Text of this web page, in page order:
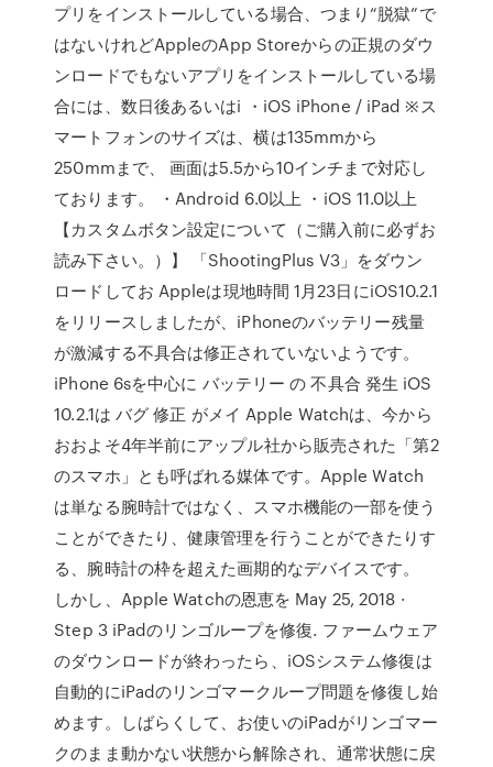
プリをインストールしている場合、つまり“脱獄”で
はないけれどAppleのApp Storeからの正規のダウ
ンロードでもないアプリをインストールしている場
合には、数日後あるいはi ・iOS iPhone / iPad ※ス
マートフォンのサイズは、横は135mmから
250mmまで、 画面は5.5から10インチまで対応し
ております。 ・Android 6.0以上 ・iOS 11.0以上
【カスタムボタン設定について（ご購入前に必ずお
読み下さい。）】 「ShootingPlus V3」をダウン
ロードしてお Appleは現地時間 1月23日にiOS10.2.1
をリリースしましたが、iPhoneのバッテリー残量
が激減する不具合は修正されていないようです。
iPhone 6sを中心に バッテリー の 不具合 発生 iOS
10.2.1は バグ 修正 がメイ Apple Watchは、今から
おおよそ4年半前にアップル社から販売された「第2
のスマホ」とも呼ばれる媒体です。Apple Watch
は単なる腕時計ではなく、スマホ機能の一部を使う
ことができたり、健康管理を行うことができたりす
る、腕時計の枠を超えた画期的なデバイスです。
しかし、Apple Watchの恩恵を May 25, 2018 ·
Step 3 iPadのリンゴループを修復. ファームウェア
のダウンロードが終わったら、iOSシステム修復は
自動的にiPadのリンゴマークループ問題を修復し始
めます。しばらくして、お使いのiPadがリンゴマー
クのまま動かない状態から解除され、通常状態に戻